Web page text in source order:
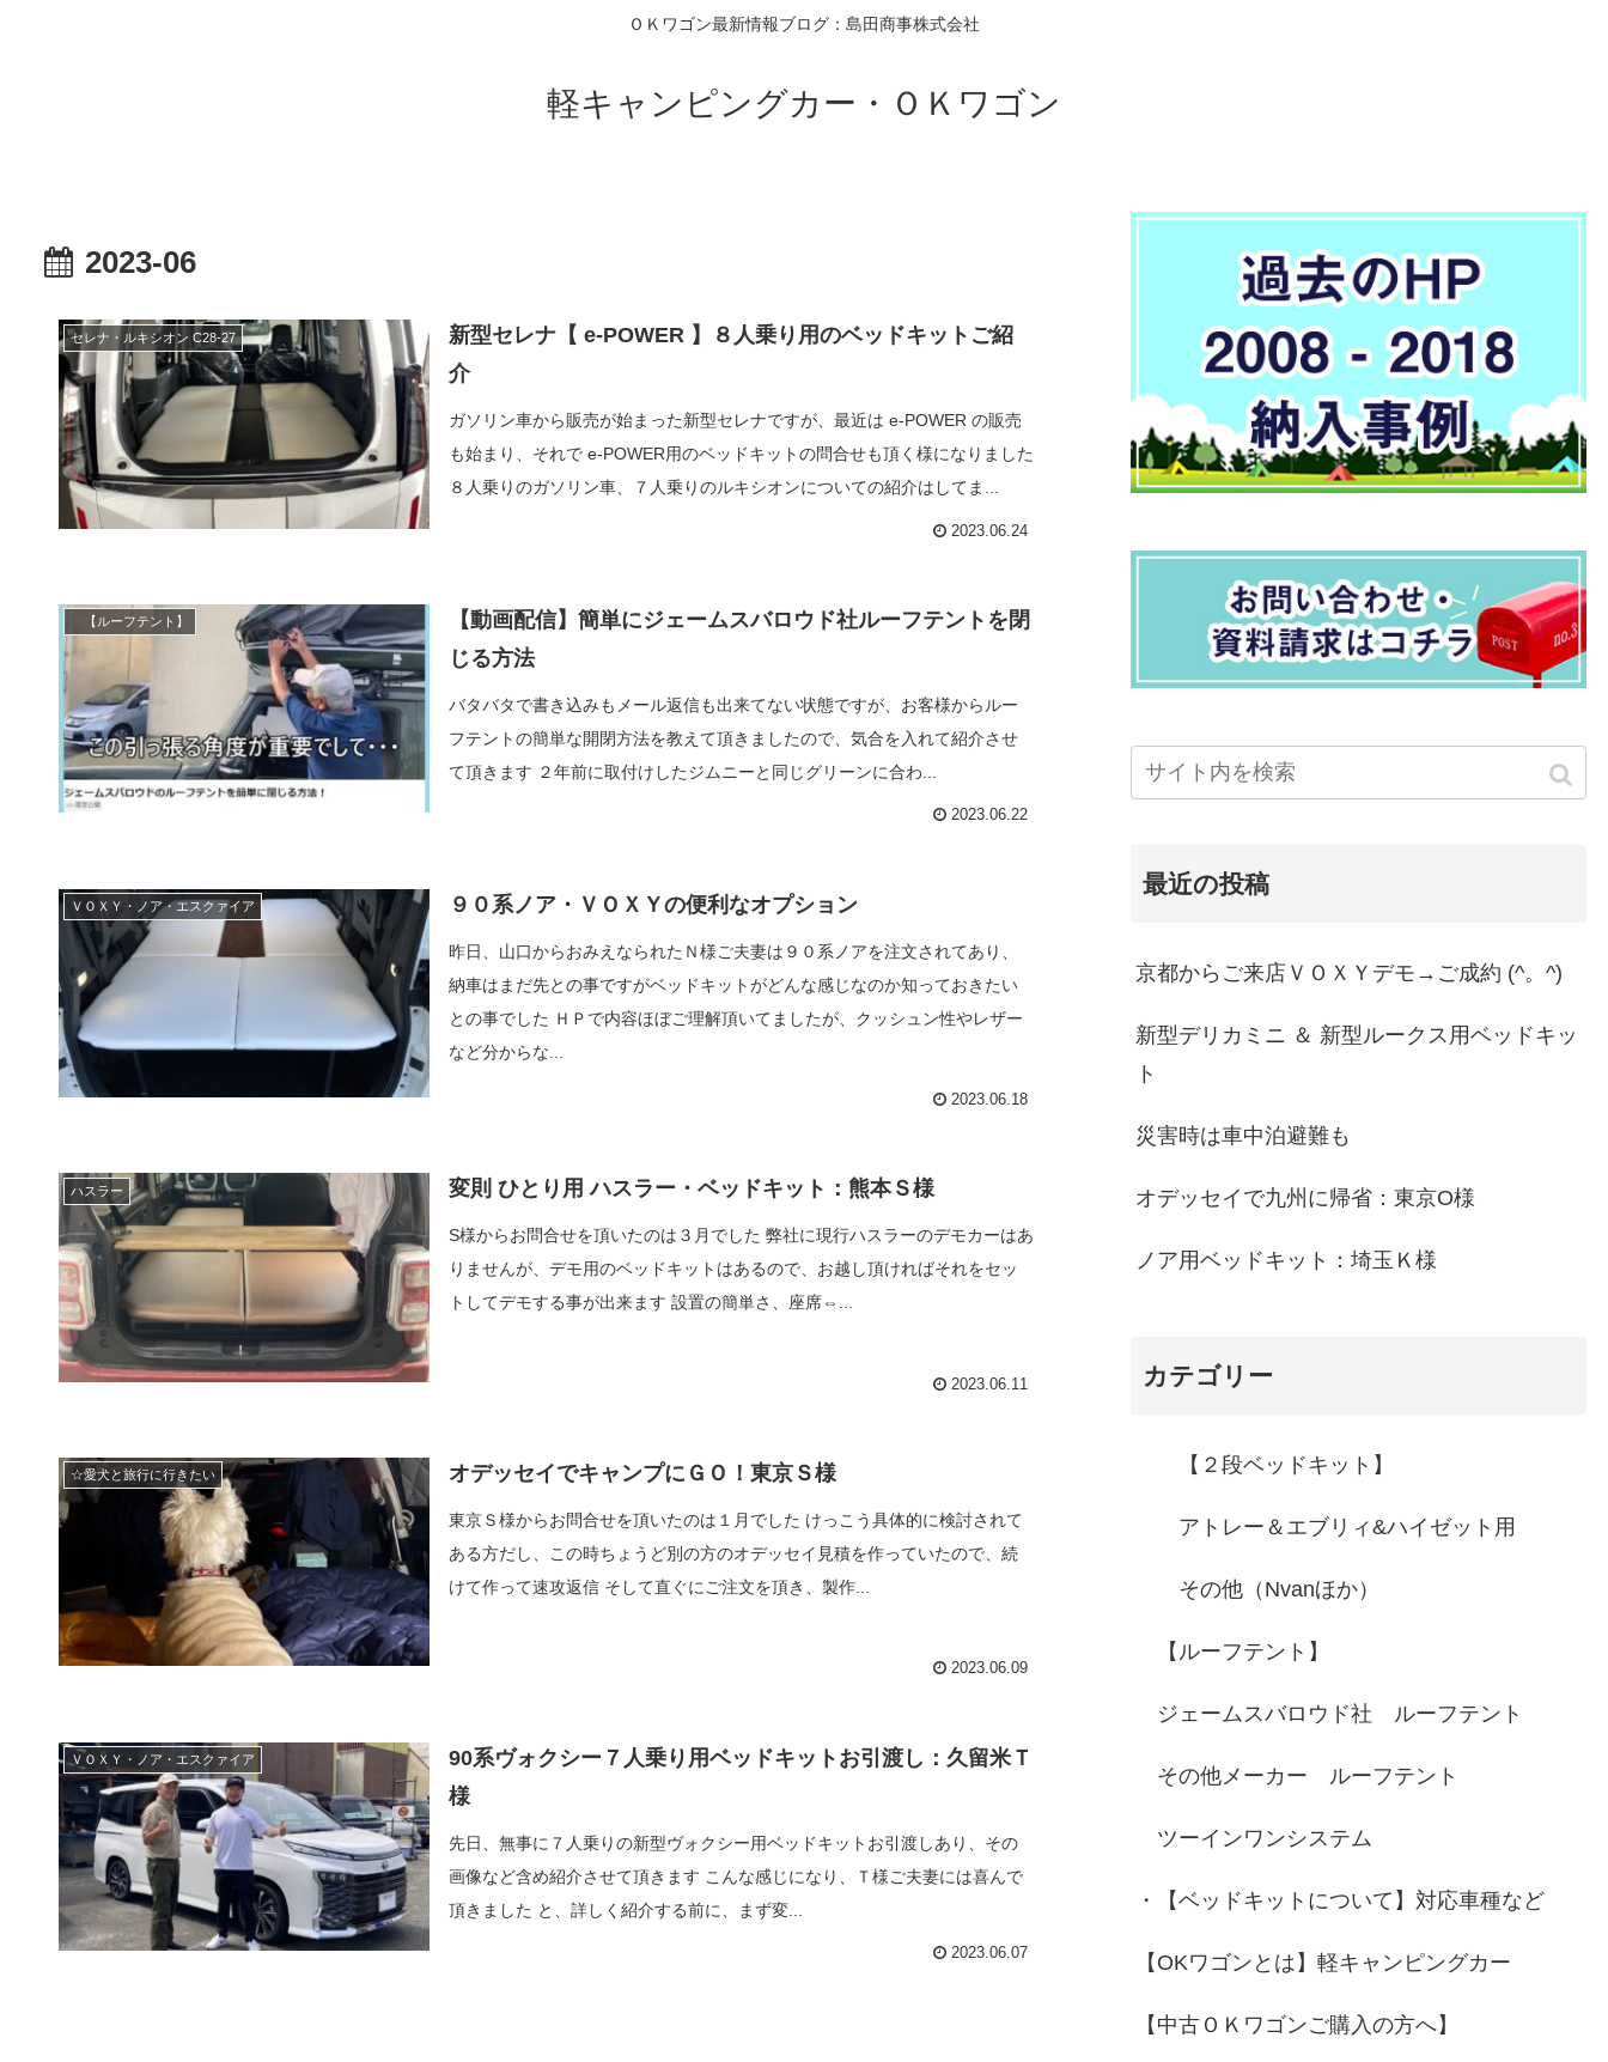
ＯＫワゴン最新情報ブログ：島田商事株式会社
軽キャンピングカー・ＯＫワゴン
2023-06
セレナ・ルキシオン C28-27
新型セレナ【 e-POWER 】８人乗り用のベッドキットご紹
介
ガソリン車から販売が始まった新型セレナですが、最近は e-POWER の販売
も始まり、それで e-POWER用のベッドキットの問合せも頂く様になりました
８人乗りのガソリン車、７人乗りのルキシオンについての紹介はしてま...
2023.06.24
【ルーフテント】
【動画配信】簡単にジェームスバロウド社ルーフテントを閉
じる方法
バタバタで書き込みもメール返信も出来てない状態ですが、お客様からルー
フテントの簡単な開閉方法を教えて頂きましたので、気合を入れて紹介させ
て頂きます ２年前に取付けしたジムニーと同じグリーンに合わ...
2023.06.22
ＶＯＸＹ・ノア・エスクァイア ９０系ノア・ＶＯＸＹの便利なオプション
昨日、山口からおみえなられたＮ様ご夫妻は９０系ノアを注文されてあり、
納車はまだ先との事ですがベッドキットがどんな感じなのか知っておきたい
との事でした ＨＰで内容ほぼご理解頂いてましたが、クッシュン性やレザー
など分からな...
2023.06.18
ハスラー 変則 ひとり用 ハスラー・ベッドキット：熊本Ｓ様
S様からお問合せを頂いたのは３月でした 弊社に現行ハスラーのデモカーはあ
りませんが、デモ用のベッドキットはあるので、お越し頂ければそれをセッ
トしてデモする事が出来ます 設置の簡単さ、座席⇔...
2023.06.11
☆愛犬と旅行に行きたい オデッセイでキャンプにＧＯ！東京Ｓ様
東京Ｓ様からお問合せを頂いたのは１月でした けっこう具体的に検討されて
ある方だし、この時ちょうど別の方のオデッセイ見積を作っていたので、続
けて作って速攻返信 そして直ぐにご注文を頂き、製作...
2023.06.09
ＶＯＸＹ・ノア・エスクァイア
90系ヴォクシー７人乗り用ベッドキットお引渡し：久留米Ｔ
様
先日、無事に７人乗りの新型ヴォクシー用ベッドキットお引渡しあり、その
画像など含め紹介させて頂きます こんな感じになり、Ｔ様ご夫妻には喜んで
頂きました と、詳しく紹介する前に、まず変...
2023.06.07
最近の投稿
京都からご来店ＶＯＸＹデモ→ご成約 (^。^)
新型デリカミニ ＆ 新型ルークス用ベッドキッ
ト
災害時は車中泊避難も
オデッセイで九州に帰省：東京O様
ノア用ベッドキット：埼玉Ｋ様
カテゴリー
【２段ベッドキット】
アトレー＆エブリィ&ハイゼット用
その他（Nvanほか）
【ルーフテント】
ジェームスバロウド社 ルーフテント
その他メーカー ルーフテント
ツーインワンシステム
・【ベッドキットについて】対応車種など
【OKワゴンとは】軽キャンピングカー
【中古ＯＫワゴンご購入の方へ】